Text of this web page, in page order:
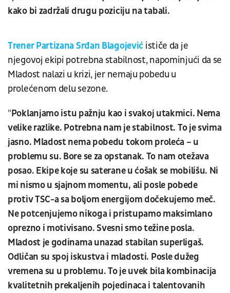
kako bi zadržali drugu poziciju na tabali.
Trener Partizana Srđan Blagojević ističe da je
njegovoj ekipi potrebna stabilnost, napominjući da se
Mladost nalazi u krizi, jer nemaju pobedu u
prolećenom delu sezone.
"Poklanjamo istu pažnju kao i svakoj utakmici. Nema
velike razlike. Potrebna nam je stabilnost. To je svima
jasno. Mladost nema pobedu tokom proleća – u
problemu su. Bore se za opstanak. To nam otežava
posao. Ekipe koje su saterane u ćošak se mobilišu. Ni
mi nismo u sjajnom momentu, ali posle pobede
protiv TSC-a sa boljom energijom dočekujemo meč.
Ne potcenjujemo nikoga i pristupamo maksimlano
oprezno i motivisano. Svesni smo težine posla.
Mladost je godinama unazad stabilan superligaš.
Odličan su spoj iskustva i mladosti. Posle dužeg
vremena su u problemu. To je uvek bila kombinacija
kvalitetnih prekaljenih pojedinaca i talentovanih